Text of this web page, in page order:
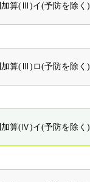
加算(Ⅲ)イ(予防を除く)
加算(Ⅲ)ロ(予防を除く)
加算(Ⅳ)イ(予防を除く)